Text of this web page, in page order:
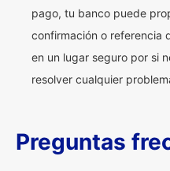
pago, tu banco puede
confirmación o referencia
en un lugar seguro por si
resolver cualquier
Preguntas